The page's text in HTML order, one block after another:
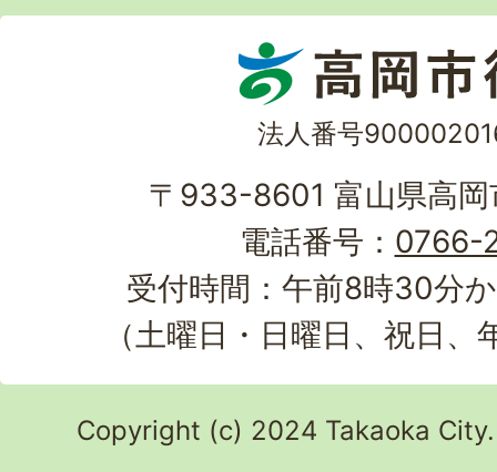
法人番号
〒933-8601 富山県高
電話番号： 0766-
受付時間：午前8時30分
（土曜日・日曜日、祝日
Copyright (c) 2024 Takaoka